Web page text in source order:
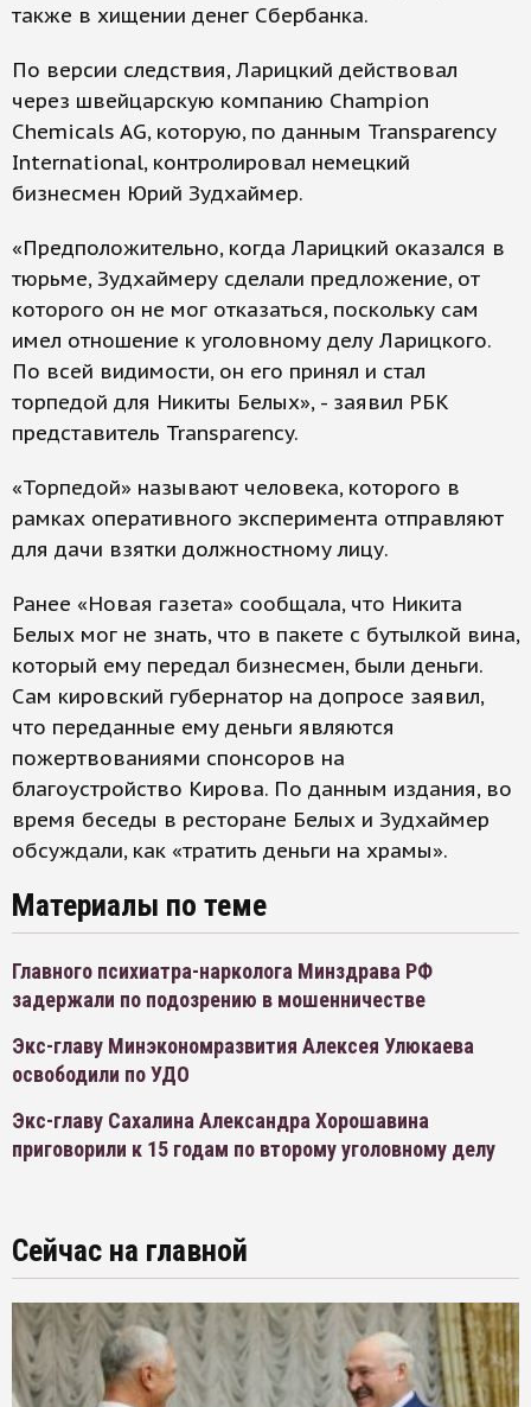
также в хищении денег Сбербанка.
По версии следствия, Ларицкий действовал
через швейцарскую компанию Champion
Chemicals AG, которую, по данным Transparency
International, контролировал немецкий
бизнесмен Юрий Зудхаймер.
«Предположительно, когда Ларицкий оказался в
тюрьме, Зудхаймеру сделали предложение, от
которого он не мог отказаться, поскольку сам
имел отношение к уголовному делу Ларицкого.
По всей видимости, он его принял и стал
торпедой для Никиты Белых», - заявил РБК
представитель Transparency.
«Торпедой» называют человека, которого в
рамках оперативного эксперимента отправляют
для дачи взятки должностному лицу.
Ранее «Новая газета» сообщала, что Никита
Белых мог не знать, что в пакете с бутылкой вина,
который ему передал бизнесмен, были деньги.
Сам кировский губернатор на допросе заявил,
что переданные ему деньги являются
пожертвованиями спонсоров на
благоустройство Кирова. По данным издания, во
время беседы в ресторане Белых и Зудхаймер
обсуждали, как «тратить деньги на храмы».
Материалы по теме
Главного психиатра-нарколога Минздрава РФ
задержали по подозрению в мошенничестве
Экс-главу Минэкономразвития Алексея Улюкаева
освободили по УДО
Экс-главу Сахалина Александра Хорошавина
приговорили к 15 годам по второму уголовному делу
Сейчас на главной